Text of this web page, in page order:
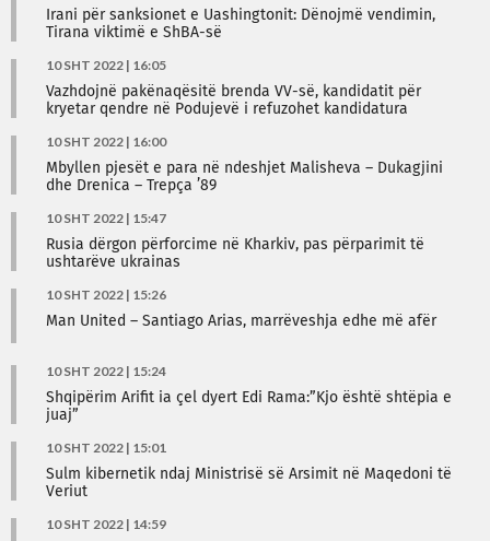
Irani për sanksionet e Uashingtonit: Dënojmë vendimin,
Tirana viktimë e ShBA-së
10 SHT 2022 | 16:05
Vazhdojnë pakënaqësitë brenda VV-së, kandidatit për
kryetar qendre në Podujevë i refuzohet kandidatura
10 SHT 2022 | 16:00
Mbyllen pjesët e para në ndeshjet Malisheva – Dukagjini
dhe Drenica – Trepça ’89
10 SHT 2022 | 15:47
Rusia dërgon përforcime në Kharkiv, pas përparimit të
ushtarëve ukrainas
10 SHT 2022 | 15:26
Man United – Santiago Arias, marrëveshja edhe më afër
10 SHT 2022 | 15:24
Shqipërim Arifit ia çel dyert Edi Rama:”Kjo është shtëpia e
juaj”
10 SHT 2022 | 15:01
Sulm kibernetik ndaj Ministrisë së Arsimit në Maqedoni të
Veriut
10 SHT 2022 | 14:59